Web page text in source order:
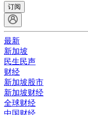
订阅
最新
新加坡
民生民声
财经
新加坡股市
新加坡财经
全球财经
中国财经